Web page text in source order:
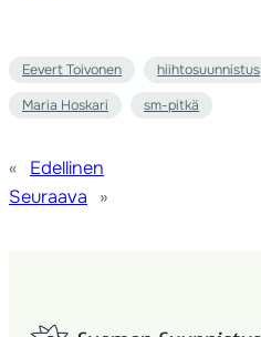
Eevert Toivonen hiihtosuunnistus
Maria Hoskari sm-pitkä
«
Edellinen
Seuraava
»